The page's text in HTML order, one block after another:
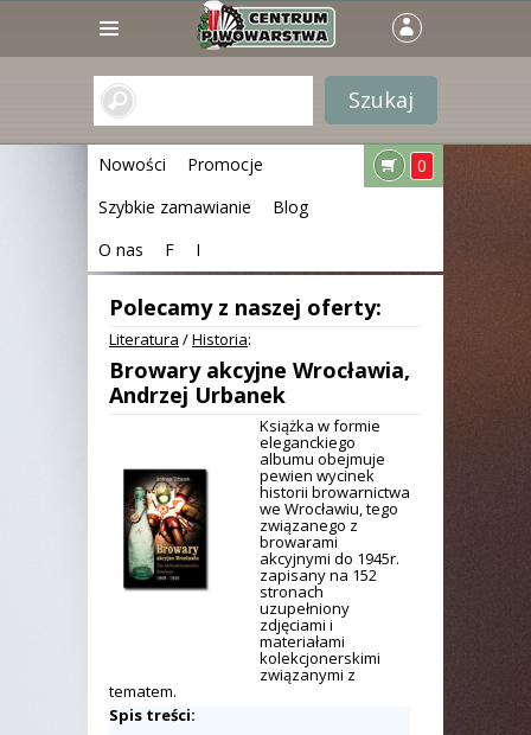
Nowości
Promocje
Szybkie zamawianie
Blog
O nas
F I
0
Polecamy z naszej oferty:
Literatura /Historia:
Browary akcyjne Wrocławia,
Andrzej Urbanek
Książka w formie
eleganckiego
albumu obejmuje
pewien wycinek
historii browarnictwa
we Wrocławiu, tego
związanego z
browarami
akcyjnymi do 1945r.
zapisany na 152
stronach
uzupełniony
zdjęciami i
materiałami
kolekcjonerskimi
związanymi z
tematem.
Spis treści: